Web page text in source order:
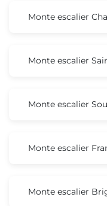
Monte escalier
Monte escalier
Monte escalier
Monte escalier
Monte escalier